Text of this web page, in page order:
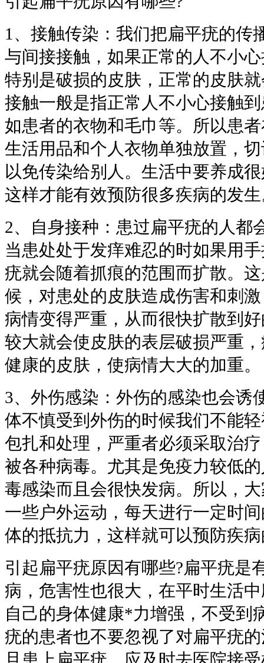
1、接触传染：我们把扁平疣的传
与间接接触，如果正常的人不小
特别是破损的皮肤，正常的皮肤
接触一般是指正常人不小心接触
如患者的衣物和毛巾等。所以患
生活用品和个人衣物单独放置，
以免传染给别人。生活中要养成
这样才能有效预防很多疾病的发
2、自身接种：患过扁平疣的人都
当患处处于发痒难忍的时如果用
疣就会随着抓痕的范围而扩散。
候，对患处的皮肤造成伤害和刺
病情变得严重，从而很快扩散到
较大就会使皮肤的表层破损严重
健康的皮肤，使病情大大的加重。
3、外伤感染：外伤的感染也会诱
体不慎受到外伤的时候我们不能
包扎和处理，严重者必须采取治
被各种病毒。尤其是免疫力较低
毒感染而且会很快发病。所以，
一些户外运动，每天进行一定时
体的抵抗力，这样就可以预防疾
引起扁平疣原因有哪些?扁平疣是
病，危害性也很大，在平时生活
自己的身体健康*力增强，不受到
疣的患者也不要忽视了对扁平疣